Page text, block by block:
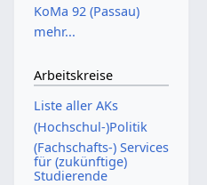
KoMa 92 (Passau)
mehr...
Arbeitskreise
Liste aller AKs
(Hochschul-)Politik
(Fachschafts-) Services
für (zukünftige)
Studierende